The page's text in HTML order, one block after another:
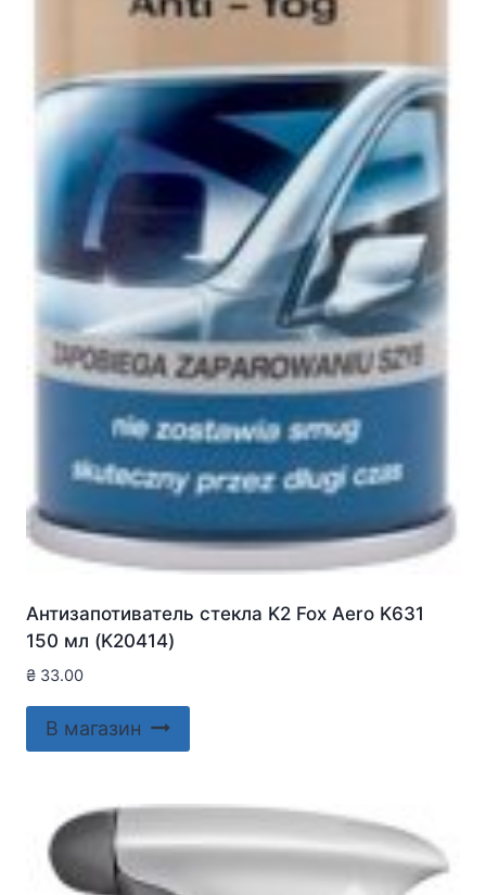
Антизапотиватель стекла K2 Fox Aero K631
150 мл (K20414)
₴ 33.00
В магазин